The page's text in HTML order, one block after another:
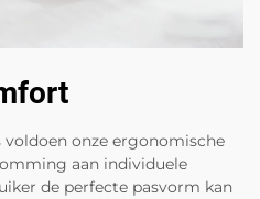
onze ergonomische
aan individuele
de perfecte pasvorm kan